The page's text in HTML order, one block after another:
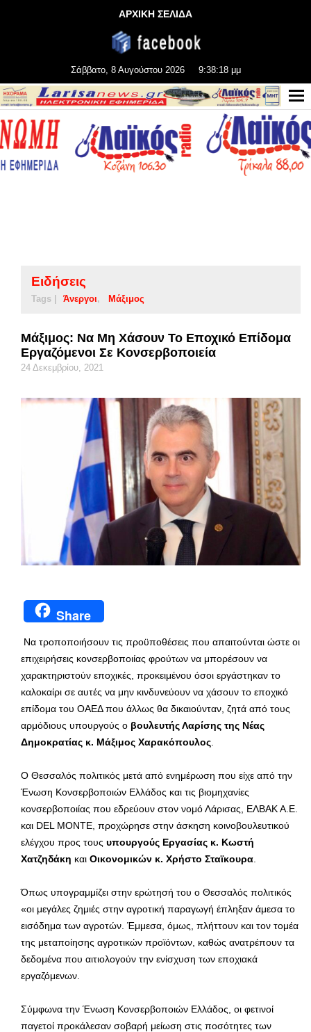
ΑΡΧΙΚΗ ΣΕΛΙΔΑ
Σάββατο, 8 Αυγούστου 2026 9:38:18 μμ
Ειδήσεις
Tags | Άνεργοι Μάξιμος
Μάξιμος: Να Μη Χάσουν Το Εποχικό Επίδομα
Εργαζόμενοι Σε Κονσερβοποιεία
24 Δεκεμβρίου, 2021
Share
Να τροποποιήσουν τις προϋποθέσεις που απαιτούνται ώστε οι
επιχειρήσεις κονσερβοποιίας φρούτων να μπορέσουν να
χαρακτηριστούν εποχικές, προκειμένου όσοι εργάστηκαν το
καλοκαίρι σε αυτές να μην κινδυνεύουν να χάσουν το εποχικό
επίδομα του ΟΑΕΔ που άλλως θα δικαιούνταν, ζητά από τους
αρμόδιους υπουργούς ο βουλευτής Λαρίσης της Νέας
Δημοκρατίας κ. Μάξιμος Χαρακόπουλος
Ο Θεσσαλός πολιτικός μετά από ενημέρωση που είχε από την
Ένωση Κονσερβοποιών Ελλάδος και τις βιομηχανίες
κονσερβοποιίας που εδρεύουν στον νομό Λάρισας, ΕΛΒΑΚ Α.Ε.
και DEL MONTE, προχώρησε στην άσκηση κοινοβουλευτικού
ελέγχου προς τους υπουργούς Εργασίας κ. Κωστή
Χατζηδάκη και Οικονομικών κ. Χρήστο Σταϊκουρα
Όπως υπογραμμίζει στην ερώτησή του ο Θεσσαλός πολιτικός
«οι μεγάλες ζημιές στην αγροτική παραγωγή έπληξαν άμεσα το
εισόδημα των αγροτών. Έμμεσα, όμως, πλήττουν και τον τομέα
της μεταποίησης αγροτικών προϊόντων, καθώς ανατρέπουν τα
δεδομένα που αιτιολογούν την ενίσχυση των εποχιακά
εργαζόμενων.
Σύμφωνα την Ένωση Κονσερβοποιών Ελλάδος, οι φετινοί
παγετοί προκάλεσαν σοβαρή μείωση στις ποσότητες των